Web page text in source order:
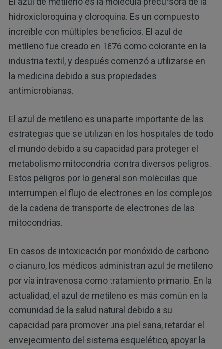
hidroxicloroquina y cloroquina. Es un compuesto
increíble con múltiples beneficios. El azul de
metileno fue creado en 1876 como colorante en la
industria textil, y después comenzó a utilizarse en
la medicina debido a sus propiedades
antimicrobianas.
El azul de metileno es una parte importante de las
estrategias que se utilizan en los hospitales de todo
el mundo debido a su capacidad para proteger el
metabolismo mitocondrial contra diversos peligros.
Estos peligros por lo general son moléculas que
interrumpen el flujo de electrones en los complejos
de la cadena de transporte de electrones de las
mitocondrias.
En casos de intoxicación por monóxido de carbono
o cianuro, los médicos administran azul de metileno
por vía intravenosa como tratamiento primario. En la
actualidad, el azul de metileno es más común en la
comunidad de la salud natural debido a su
capacidad para promover una piel sana, retardar el
envejecimiento del sistema esquelético, apoyar la